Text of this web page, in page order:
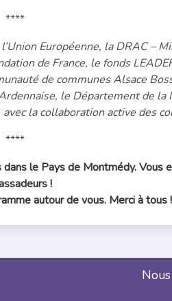
****
Européenne, la DRAC –
de France, le fonds
de communes Alsace
le Département de la
la collaboration active des
****
le Pays de Montmédy. Vous
!
autour de vous. Merci à tous !